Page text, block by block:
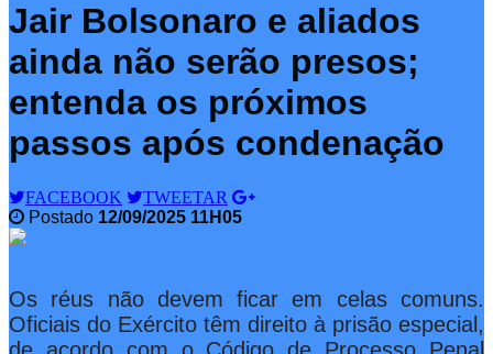
Jair Bolsonaro e aliados
ainda não serão presos;
entenda os próximos
passos após condenação
FACEBOOK
TWEETAR
Postado 12/09/2025 11H05
Os réus não devem ficar em celas comuns.
Oficiais do Exército têm direito à prisão especial,